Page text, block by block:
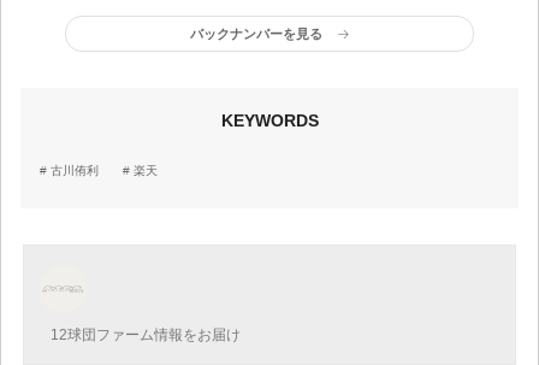
バックナンバーを見る
KEYWORDS
古川侑利 楽天
12球団ファーム情報をお届け